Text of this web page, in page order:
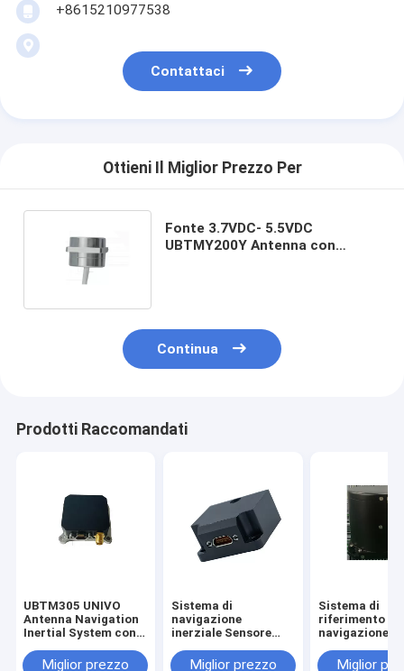
+8615210977538
Contattaci
Ottieni Il Miglior Prezzo Per
Fonte 3.7VDC- 5.5VDC
UBTMY200Y Antenna con
Continua
Prodotti Raccomandati
UBTM305 UNIVO
Antenna Navigation
Inertial System con
ottica e Gyro FOG
Miglior prezzo
Sistema di
navigazione
inerziale Sensore
otticaMiglior prezzo
Sistema di
riferimento di
navigazione e
con sensore
Miglior